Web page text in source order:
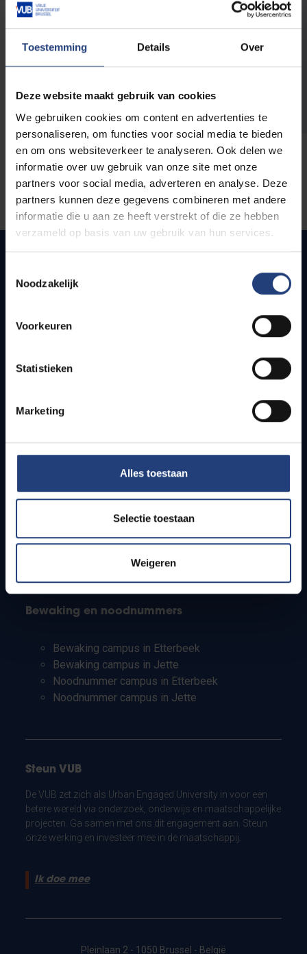
Toestemming Details Over
Deze website maakt gebruik van cookies
We gebruiken cookies om content en advertenties te
personaliseren, om functies voor social media te bieden
en om ons websiteverkeer te analyseren. Ook delen we
informatie over uw gebruik van onze site met onze
partners voor social media, adverteren en analyse. Deze
partners kunnen deze gegevens combineren met andere
informatie die u aan ze heeft verstrekt of die ze hebben
verzameld op basis van uw gebruik van hun services.
Noodzakelijk
Voorkeuren
Statistieken
Marketing
Alles toestaan
Selectie toestaan
Weigeren
De volledige URL van de pagina waar je de fout zag.
Snel naar
Bereikbaarheid
Studenten
PhD-studenten
Leerkrachten en secundaire scholen
Bewaking en noodnummers
Bewaking campus in Etterbeek
Bewaking campus in Jette
Noodnummer campus in Etterbeek
Noodnummer campus in Jette
Steun VUB
De VUB zet zich als Urban Engaged University in voor een
betere wereld via onderzoek, onderwijs en maatschappelijke
projecten. Ga samen met ons dit engagement aan. Steun
onze werking en investeer mee in de maatschappij.
Ik doe mee
Pleinlaan 2 - 1050 Brussel - België